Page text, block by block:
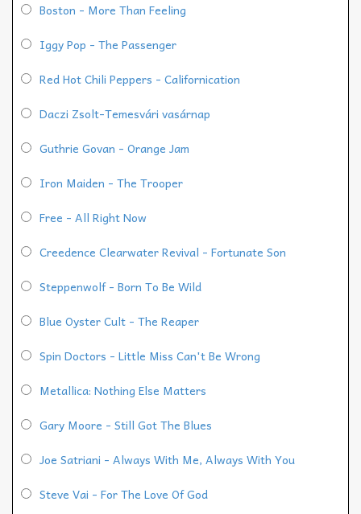
Boston - More Than Feeling
Iggy Pop - The Passenger
Red Hot Chili Peppers - Californication
Daczi Zsolt-Temesvári vasárnap
Guthrie Govan - Orange Jam
Iron Maiden - The Trooper
Free - All Right Now
Creedence Clearwater Revival - Fortunate Son
Steppenwolf - Born To Be Wild
Blue Oyster Cult - The Reaper
Spin Doctors - Little Miss Can't Be Wrong
Metallica: Nothing Else Matters
Gary Moore - Still Got The Blues
Joe Satriani - Always With Me, Always With You
Steve Vai - For The Love Of God